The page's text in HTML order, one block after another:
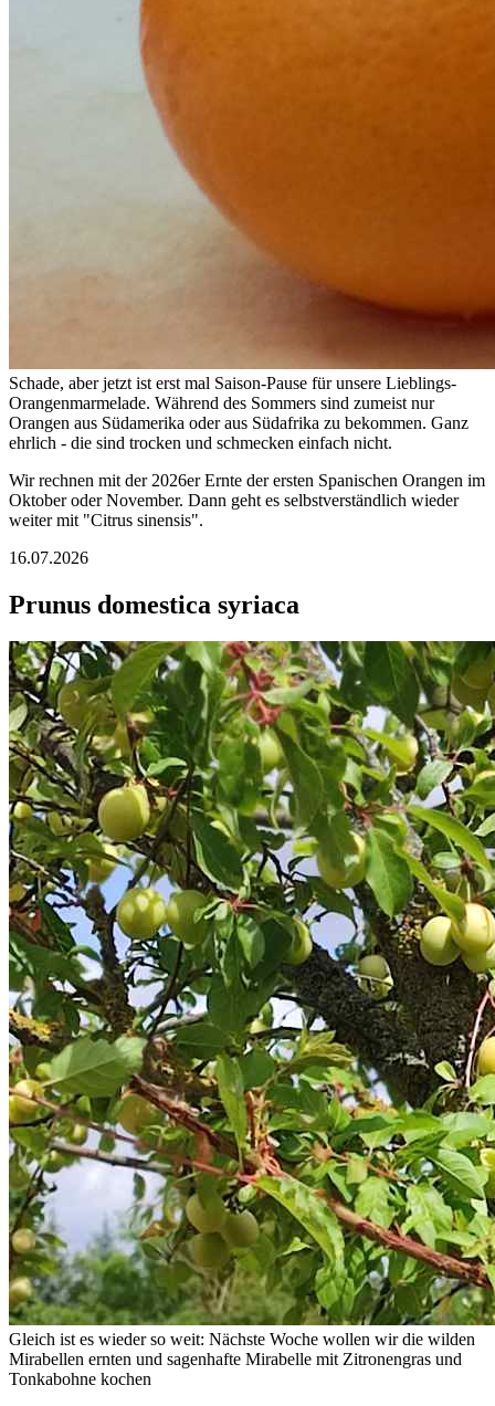
Schade, aber jetzt ist erst mal Saison-Pause für unsere Lieblings-
Orangenmarmelade. Während des Sommers sind zumeist nur
Orangen aus Südamerika oder aus Südafrika zu bekommen. Ganz
ehrlich - die sind trocken und schmecken einfach nicht.
Wir rechnen mit der 2026er Ernte der ersten Spanischen Orangen im
Oktober oder November. Dann geht es selbstverständlich wieder
weiter mit "Citrus sinensis".
16.07.2026
Prunus domestica syriaca
Gleich ist es wieder so weit: Nächste Woche wollen wir die wilden
Mirabellen ernten und sagenhafte Mirabelle mit Zitronengras und
Tonkabohne kochen